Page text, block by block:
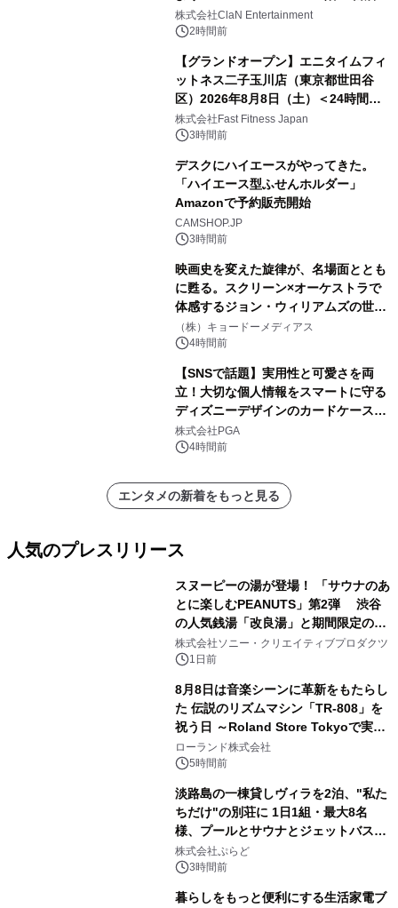
開催決定！！
株式会社ClaN Entertainment
2時間前
【グランドオープン】エニタイムフィ
ットネス二子玉川店（東京都世田谷
区）2026年8月8日（土）＜24時間年
中無休のフィットネスジム＞
株式会社Fast Fitness Japan
3時間前
デスクにハイエースがやってきた。
「ハイエース型ふせんホルダー」
Amazonで予約販売開始
CAMSHOP.JP
3時間前
映画史を変えた旋律が、名場面ととも
に甦る。スクリーン×オーケストラで
体感するジョン・ウィリアムズの世
界。ジョン・ウィリアムズ：シネマ・
スペクタキュラー・コンサート 開催決
（株）キョードーメディアス
4時間前
【SNSで話題】実用性と可愛さを両
立！大切な個人情報をスマートに守る
ディズニーデザインのカードケースを
株式会社PGAが8月7日発売
株式会社PGA
4時間前
エンタメの新着をもっと見る
人気のプレスリリース
スヌーピーの湯が登場！ 「サウナのあ
とに楽しむPEANUTS」第2弾 渋谷
の人気銭湯「改良湯」と期間限定のコ
ラボレーション サウナイキタイコラ
ボグッズも発売決定！
株式会社ソニー・クリエイティブプロダクツ
1日前
8月8日は音楽シーンに革新をもたらし
た 伝説のリズムマシン「TR-808」を
祝う日 ～Roland Store Tokyoで実機
を展示しての 記念キャンペーンを開
催 英国ラジオ「NTS」の 特別プログ
アーティストを フィーチャーしたアニ
メーションを公開～
ローランド株式会社
5時間前
淡路島の一棟貸しヴィラを2泊、"私た
ちだけ"の別荘に 1日1組・最大8名
様、プールとサウナとジェットバス付
きで Villa Mon Temps AWAJIの連泊
素泊りプラン
株式会社ぷらど
3時間前
暮らしをもっと便利にする生活家電ブ